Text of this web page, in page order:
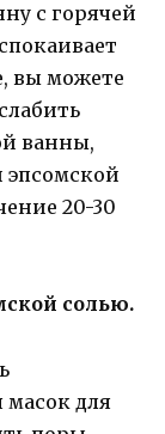
с горячей
вы можете
ванны,
эпсомской
20-30
солью.
масок для